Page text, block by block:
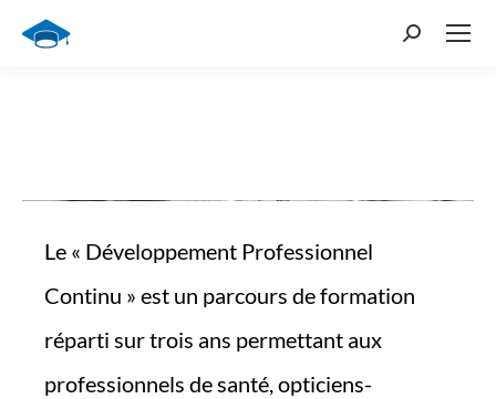
Le « Développement Professionnel
Continu » est un parcours de formation
réparti sur trois ans permettant aux
professionnels de santé, opticiens-